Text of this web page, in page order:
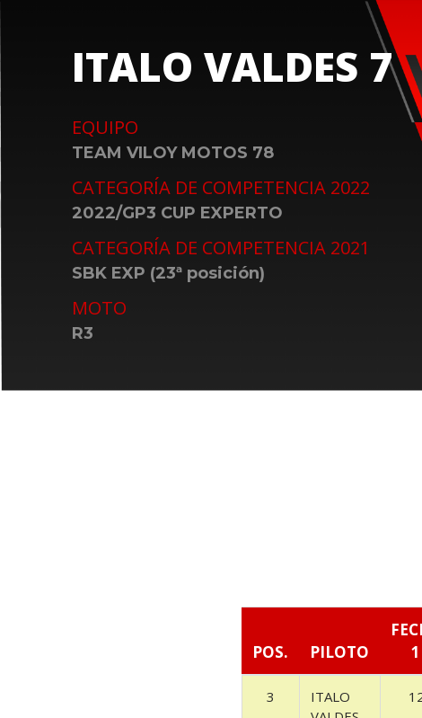
ITALO VALDES 7
EQUIPO
TEAM VILOY MOTOS 78
CATEGORÍA DE COMPETENCIA 2022
2022/GP3 CUP EXPERTO
CATEGORÍA DE COMPETENCIA 2021
SBK EXP (23ª posición)
MOTO
R3
POS. PILOTO
1
3
ITALO